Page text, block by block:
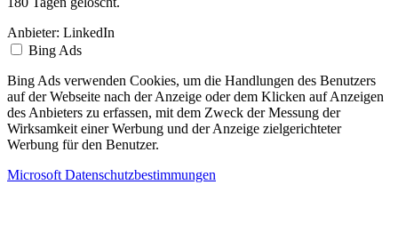
Anbieter: LinkedIn
Bing Ads
Bing Ads verwenden Cookies, um die Handlungen des Benutzers
auf der Webseite nach der Anzeige oder dem Klicken auf Anzeigen
des Anbieters zu erfassen, mit dem Zweck der Messung der
Wirksamkeit einer Werbung und der Anzeige zielgerichteter
Werbung für den Benutzer.
Microsoft Datenschutzbestimmungen